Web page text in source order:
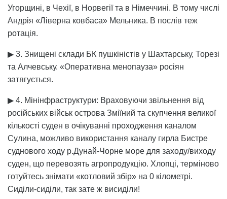
Угорщині, в Чехії, в Норвегії та в Німеччині. В тому числі
Андрія «Ліверна ковбаса» Мельника. В послів теж
ротація.
▶ 3. Знищені склади БК пушкіністів у Шахтарську, Торезі
та Алчевську. «Оперативна менопауза» росіян
затягується.
▶ 4. Мінінфраструктури: Враховуючи звільнення від
російських військ острова Зміїний та скупчення великої
кількості суден в очікуванні проходження каналом
Сулина, можливо використання каналу гирла Бистре
суднового ходу р.Дунай-Чорне море для заходу/виходу
суден, що перевозять агропродукцію. Хлопці, терміново
готуйтесь знімати «котловий збір» на 0 кілометрі.
Сиділи-сиділи, так зате ж висиділи!